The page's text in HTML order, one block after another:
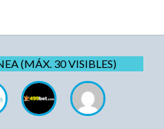
(MÁX. 30 VISIBLES)